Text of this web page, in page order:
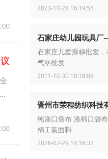
2023-10-28 16:19:55
石家庄幼儿园玩具厂
石家庄儿童滑梯批发
气堡批发
2011-10-30 10:18:06
晋州市荣程纺织科技
纯涤口袋布 涤棉口袋
棉工装面料
2026-07-29 14:16:32